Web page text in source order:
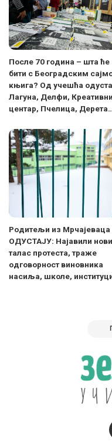
После 70 година – шта ће
бити с Београдским
књига? Од учешћа
Лагуна, Делфи, Креативни
центар, Пчелица,
Родитељи из
ОДУСТАЈУ: Најавили нови
талас протеста, траже
одговорност виновника
насиља, школе,